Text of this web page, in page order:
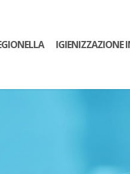
IGIENIZZAZIONE